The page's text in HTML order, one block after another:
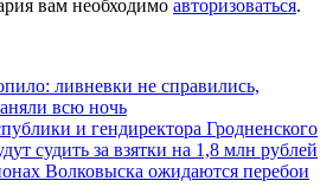
вам необходимо авторизоваться.
ливневки не справились,
всю ночь
и гендиректора Гродненского
судить за взятки на 1,8 млн рублей
Волковыска ожидаются перебои